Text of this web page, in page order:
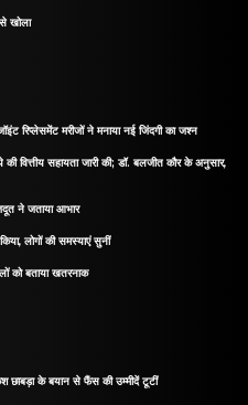
खोला
रिप्लेसमेंट मरीजों ने मनाया नई जिंदगी का जश्न
वित्तीय सहायता जारी की; डॉ. बलजीत कौर के अनुसार,
ने जताया आभार
लोगों की समस्याएं सुनीं
को बताया खतरनाक
छाबड़ा के बयान से फैंस की उम्मीदें टूटीं